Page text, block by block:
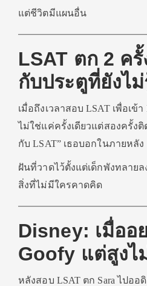
แต่ชีวิตมีแผนอื่น
LSAT ตก 2 ค
กับประตูที่ยังไม่
เมื่อถึงเวลาสอบ LSAT เพื่อเข้า
ไม่ใช่แค่ครั้งเดียวแต่สองครั้ง
กับ LSAT” เธอบอกในภายหลัง
ฝันที่วาดไว้ตั้งแต่เด็กพังทลาย
สิ่งที่ไม่มีใครคาดคิด
Disney: เมื่ออ
Goofy แต่สูงไ
หลังสอบ LSAT ตก Sara ไปอ